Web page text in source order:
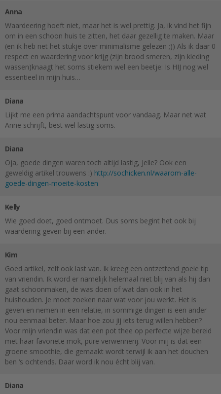
Anna
Waardeering hoeft niet, maar het is wel prettig. Ja, ik vind het fijn
om in een schoon huis te zitten, het daar gezellig te maken. Maar
(en ik heb net het stukje over minimalisme gelezen ;)) Als ik daar 0
respect en waardering voor krijg (zijn brood smeren, zijn kleding
wassen)knaagt het soms stiekem wel een beetje: Is HIJ nog wel
essentieel in mijn huis…
Diana
Lijkt me een prima aandachtspunt voor vandaag. Maar net wat
Anne schrijft, best wel lastig soms.
Diana
Oja, goede dingen waren toch altijd lastig, Jelle? Ook een
geweldig artikel trouwens :) http://sochicken.nl/waarom-alle-
goede-dingen-moeite-kosten
Kelly
Wie goed doet, goed ontmoet. Dus soms begint het ook bij
waardering geven bij een ander.
Kim
Goed artikel, zelf ook last van. Ik kreeg een ontzettend goeie tip
van vriendin. Ik word er namelijk helemaal niet blij van als hij dan
gaat schoonmaken, de was doen of wat dan ook in het
huishouden. Je moet zoeken naar wat voor jou werkt. Het is
geven en nemen in een relatie, in sommige dingen is een ander
nou eenmaal beter. Maar hoe zou jij iets terug willen hebben?
Voor mijn vriendin was dat een pot thee op perfecte wijze bereid
met haar favoriete mok, pure verwennerij. Voor mij is dat een
groene smoothie, die gemaakt wordt terwijl ik aan het douchen
ben ‘s ochtends. Daar word ik nou écht blij van.
Diana